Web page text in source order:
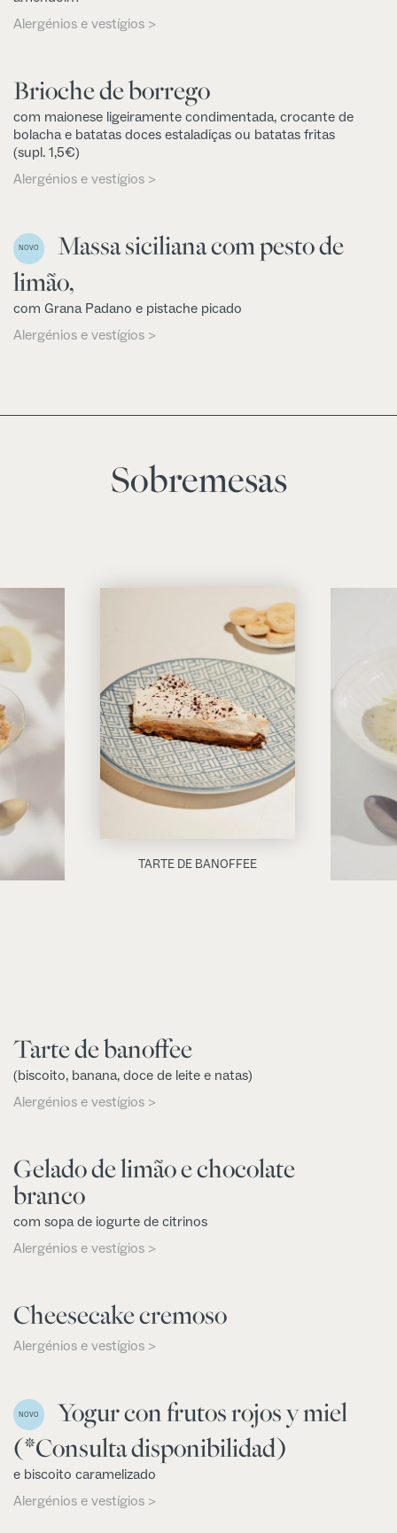
Alergénios e vestígios >
Brioche de borrego
com maionese ligeiramente condimentada, crocante de
bolacha e batatas doces estaladiças ou batatas fritas
(supl. 1,5€)
Alergénios e vestígios >
NOVO
Massa siciliana com pesto de
limão,
com Grana Padano e pistache picado
Alergénios e vestígios >
Sobremesas
TARTE DE BANOFFEE
Tarte de banoffee
(biscoito, banana, doce de leite e natas)
Alergénios e vestígios >
Gelado de limão e chocolate
branco
com sopa de iogurte de citrinos
Alergénios e vestígios >
Cheesecake cremoso
Alergénios e vestígios >
NOVO
Yogur con frutos rojos y miel
(*Consulta disponibilidad)
e biscoito caramelizado
Alergénios e vestígios >